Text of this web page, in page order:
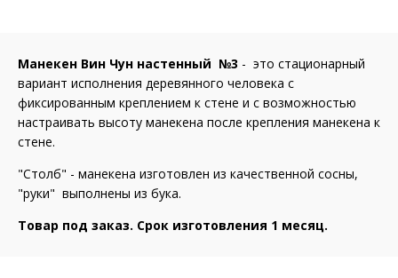
Манекен Вин Чун настенный №3 - это стационарный
вариант исполнения деревянного человека с
фиксированным креплением к стене и с возможностью
настраивать высоту манекена после крепления манекена к
стене.
"Столб" - манекена изготовлен из качественной сосны,
"руки" выполнены из бука.
Товар под заказ. Срок изготовления 1 месяц.